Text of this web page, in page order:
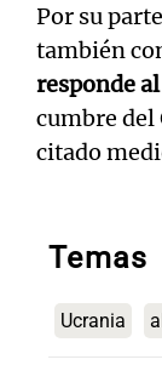
Por su
también
responde
cumbre del
citado
Temas
Ucrania